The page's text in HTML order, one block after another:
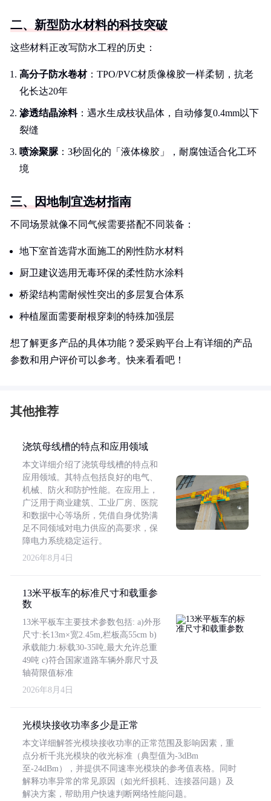
二、新型防水材料的科技突破
这些材料正改写防水工程的历史：
高分子防水卷材：TPO/PVC材质像橡胶一样柔韧，抗老
化长达20年
渗透结晶涂料：遇水生成枝状晶体，自动修复0.4mm以下
裂缝
喷涂聚脲：3秒固化的「液体橡胶」，耐腐蚀适合化工环
境
三、因地制宜选材指南
不同场景就像不同气候需要搭配不同装备：
地下室首选背水面施工的刚性防水材料
厨卫建议选用无毒环保的柔性防水涂料
桥梁结构需耐候性突出的多层复合体系
种植屋面需要耐根穿刺的特殊加强层
想了解更多产品的具体功能？爱采购平台上有详细的产品
参数和用户评价可以参考。快来看看吧！
其他推荐
浇筑母线槽的特点和应用领域
本文详细介绍了浇筑母线槽的特点和
应用领域。其特点包括良好的电气、
机械、防火和防护性能。在应用上，
广泛用于商业建筑、工业厂房、医院
和数据中心等场所，凭借自身优势满
足不同领域对电力供应的高要求，保
障电力系统稳定运行。
2026年8月4日
13米平板车的标准尺寸和载重参
数
13米平板车主要技术参数包括: a)外形
尺寸:长13m×宽2.45m,栏板高55cm b)
承载能力:标载30-35吨,最大允许总重
49吨 c)符合国家道路车辆外廓尺寸及
轴荷限值标准
2026年8月4日
光模块接收功率多少是正常
本文详细解答光模块接收功率的正常范围及影响因素，重
点分析千兆光模块的收光标准（典型值为-3dBm
至-24dBm），并提供不同速率光模块的参考值表格。同时
解释功率异常的常见原因（如光纤损耗、连接器问题）及
解决方案，帮助用户快速判断网络性能问题。